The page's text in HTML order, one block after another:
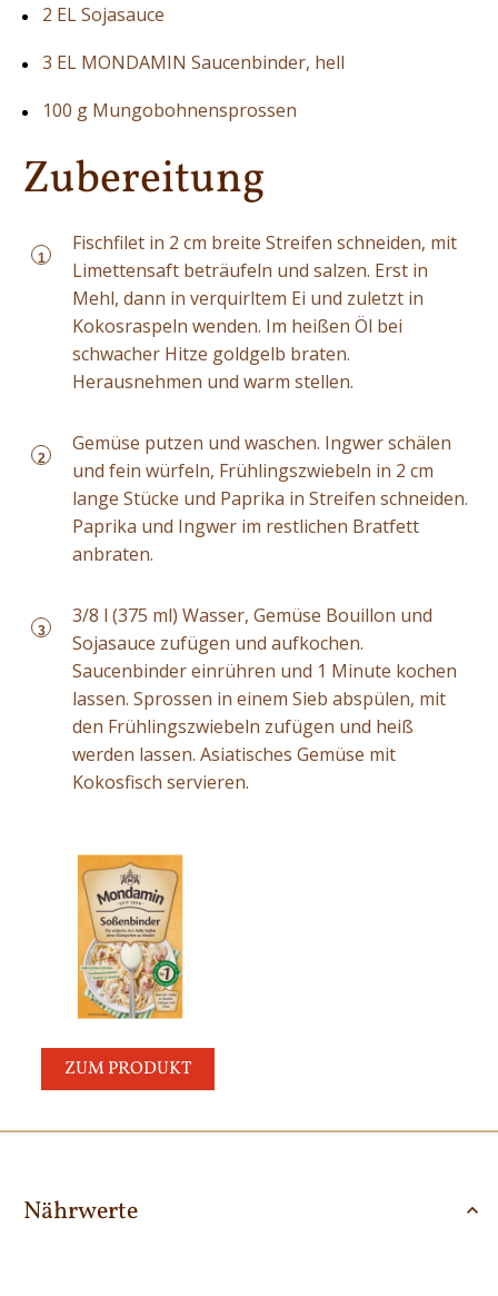
2 EL Sojasauce
3 EL MONDAMIN Saucenbinder, hell
100 g Mungobohnensprossen
Zubereitung
1
Fischfilet in 2 cm breite Streifen schneiden, mit
Limettensaft beträufeln und salzen. Erst in
Mehl, dann in verquirltem Ei und zuletzt in
Kokosraspeln wenden. Im heißen Öl bei
schwacher Hitze goldgelb braten.
Herausnehmen und warm stellen.
2
Gemüse putzen und waschen. Ingwer schälen
und fein würfeln, Frühlingszwiebeln in 2 cm
lange Stücke und Paprika in Streifen schneiden.
Paprika und Ingwer im restlichen Bratfett
anbraten.
3
3/8 l (375 ml) Wasser, Gemüse Bouillon und
Sojasauce zufügen und aufkochen.
Saucenbinder einrühren und 1 Minute kochen
lassen. Sprossen in einem Sieb abspülen, mit
den Frühlingszwiebeln zufügen und heiß
werden lassen. Asiatisches Gemüse mit
Kokosfisch servieren.
ZUM PRODUKT
Nährwerte